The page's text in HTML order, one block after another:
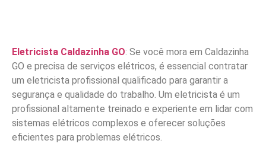
Eletricista Caldazinha GO: Se você mora em Caldazinha
GO e precisa de serviços elétricos, é essencial contratar
um eletricista profissional qualificado para garantir a
segurança e qualidade do trabalho. Um eletricista é um
profissional altamente treinado e experiente em lidar com
sistemas elétricos complexos e oferecer soluções
eficientes para problemas elétricos.